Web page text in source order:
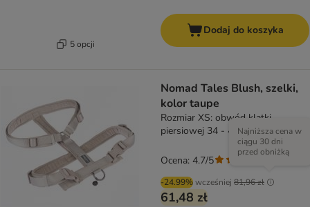
5 opcji
Dodaj do koszyka
Nomad Tales Blush, szelki,
kolor taupe
Rozmiar XS: obwód klatki
piersiowej 34 - 49 cm, szer. 15
-24.99%wcześniej 81,96 zł
Najniższa cena w
ciągu 30 dni
przed obniżką
61,48 zł
Ocena: 4.7/5